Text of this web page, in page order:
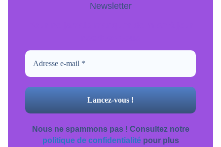
Newsletter
Nous ne spammons pas ! Consultez notre
politique de confidentialitépour plus